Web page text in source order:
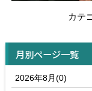
カテ
月別ページ一覧
2026年8月(0)